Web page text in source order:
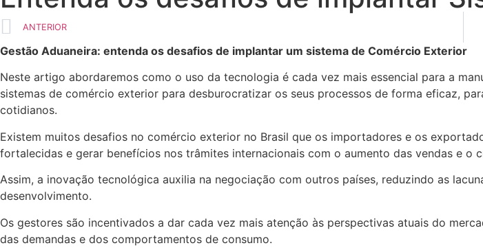
ANTERIOR
Gestão Aduaneira: entenda os desafios de implantar um sistema de Comércio Exterior
Neste artigo abordaremos como o uso da tecnologia é cada vez mais essencial para a
sistemas de comércio exterior para desburocratizar os seus processos de forma eficaz,
cotidianos.
Existem muitos desafios no comércio exterior no Brasil que os importadores e os
fortalecidas e gerar benefícios nos trâmites internacionais com o aumento das vendas e o
Assim, a inovação tecnológica auxilia na negociação com outros países, reduzindo as
desenvolvimento.
Os gestores são incentivados a dar cada vez mais atenção às perspectivas atuais do
das demandas e dos comportamentos de consumo.